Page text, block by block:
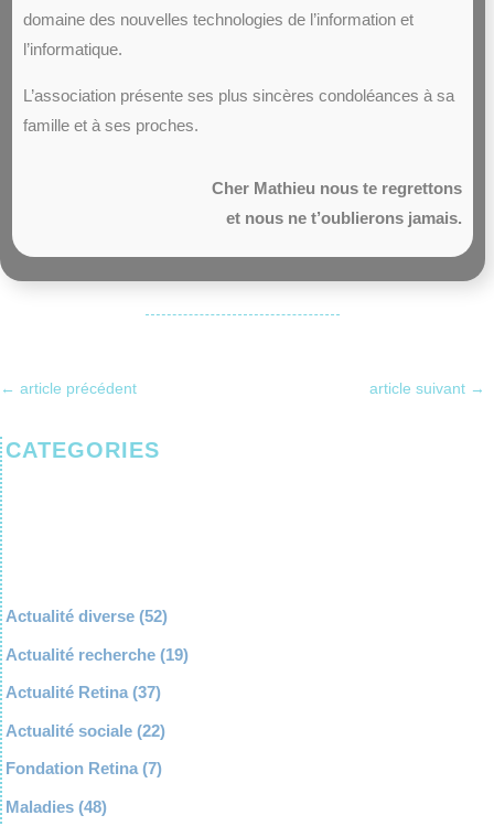
domaine des nouvelles technologies de l’information et
l’informatique.
L’association présente ses plus sincères condoléances à sa
famille et à ses proches.
Cher Mathieu nous te regrettons
et nous ne t’oublierons jamais.
← article précédent article suivant →
CATEGORIES
Actualité diverse (52)
Actualité recherche (19)
Actualité Retina (37)
Actualité sociale (22)
Fondation Retina (7)
Maladies (48)